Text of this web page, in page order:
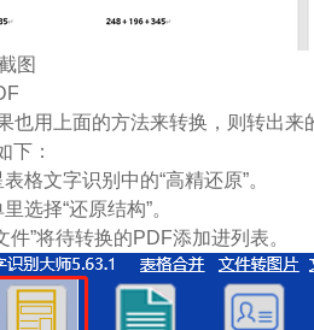
图
也用上面的方法来转换，则转出
下：
格文字识别中的“高精还原”。
选择“还原结构”。
件”将待转换的PDF添加进列表。